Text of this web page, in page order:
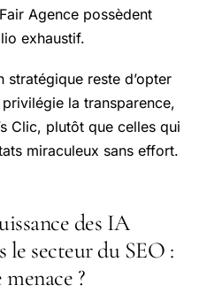
Agence possèdent
exhaustif.
stratégique reste d’opter
la transparence,
Clic, plutôt que celles qui
miraculeux sans effort.
des IA
le secteur du SEO :
?